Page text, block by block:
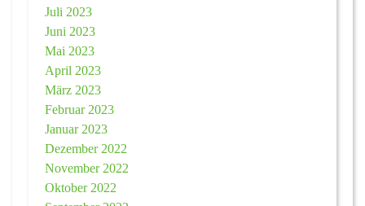
Juli 2023
Juni 2023
Mai 2023
April 2023
März 2023
Februar 2023
Januar 2023
Dezember 2022
November 2022
Oktober 2022